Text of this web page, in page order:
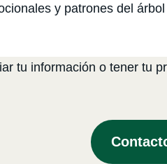
y patrones del
tu información o tener tu